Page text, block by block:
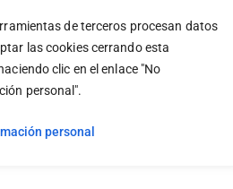
de terceros procesan datos
las cookies cerrando esta
clic en el enlace "No
personal".
personal